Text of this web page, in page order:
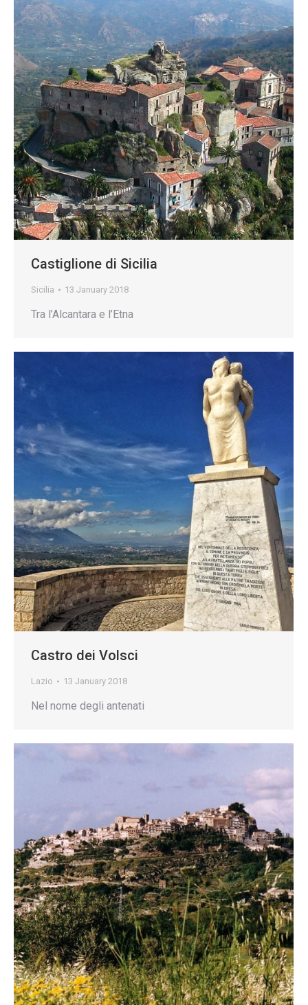
Castiglione di Sicilia
Sicilia 13 January 2018
Tra l’Alcantara e l’Etna
Castro dei Volsci
Lazio 13 January 2018
Nel nome degli antenati